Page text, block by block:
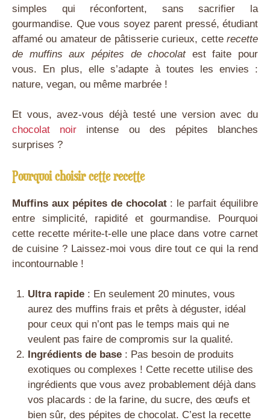
simples qui réconfortent, sans sacrifier la
gourmandise. Que vous soyez parent pressé, étudiant
affamé ou amateur de pâtisserie curieux, cette recette
de muffins aux pépites de chocolatest faite pour
vous. En plus, elle s’adapte à toutes les envies :
nature, vegan, ou même marbrée !
Et vous, avez-vous déjà testé une version avec du
chocolat noir intense ou des pépites blanches
surprises ?
Pourquoi choisir cette recette
Muffins aux pépites de chocolat: le parfait équilibre
entre simplicité, rapidité et gourmandise. Pourquoi
cette recette mérite-t-elle une place dans votre carnet
de cuisine ? Laissez-moi vous dire tout ce qui la rend
incontournable !
Ultra rapide: En seulement 20 minutes, vous
aurez des muffins frais et prêts à déguster, idéal
pour ceux qui n’ont pas le temps mais qui ne
veulent pas faire de compromis sur la qualité.
Ingrédients de base: Pas besoin de produits
exotiques ou complexes ! Cette recette utilise des
ingrédients que vous avez probablement déjà dans
vos placards : de la farine, du sucre, des œufs et
bien sûr, des pépites de chocolat. C’est la recette